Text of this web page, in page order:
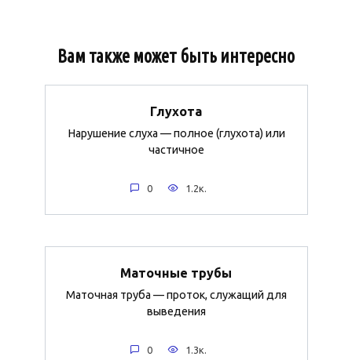
Вам также может быть интересно
Глухота
Нарушение слуха — полное (глухота) или
частичное
0 1.2к.
Маточные трубы
Маточная труба — проток, служащий для
выведения
0 1.3к.